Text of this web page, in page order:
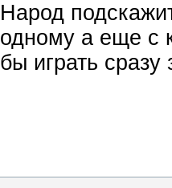
Народ
одному а еще с
бы играть сразу